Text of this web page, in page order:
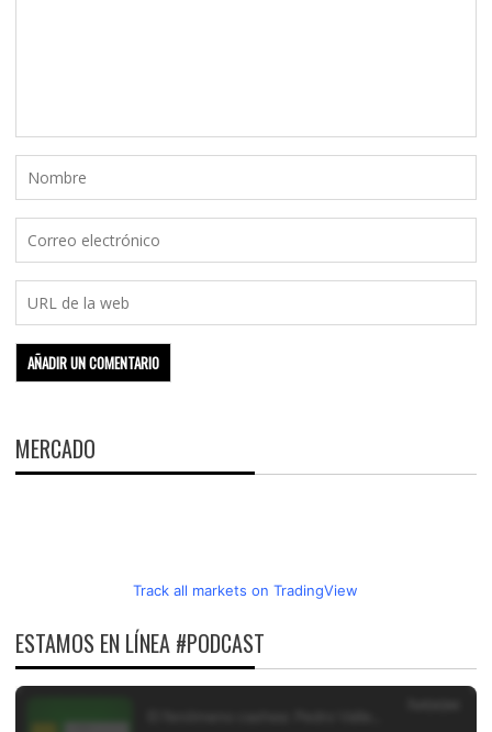
MERCADO
Track all markets on TradingView
ESTAMOS EN LÍNEA #PODCAST